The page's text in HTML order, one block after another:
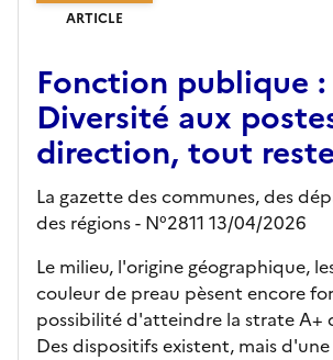
ARTICLE
Fonction publique :
Diversité aux
direction, tout
La gazette des communes, des
des régions - N°2811 13/04/2026
Le milieu, l'origine géographique,
couleur de preau pèsent encore
possibilité d'atteindre la strate A+
Des dispositifs existent, mais